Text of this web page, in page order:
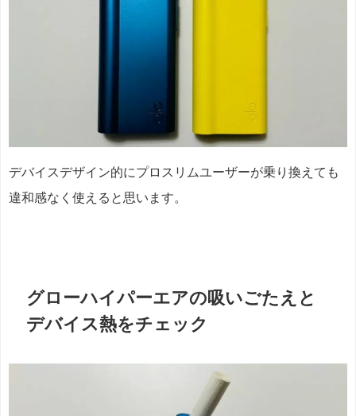
デバイスデザイン的にプロスリムユーザーが乗り換えても
違和感なく使えると思います。
グローハイパーエアの吸いごたえと
デバイス熱をチェック